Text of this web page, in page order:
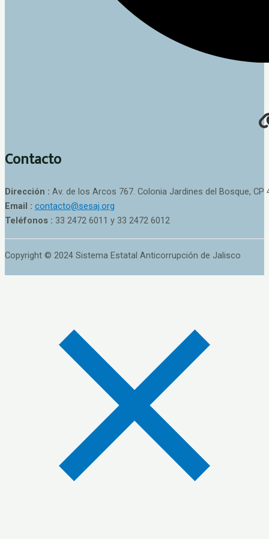
Contacto
Dirección : Av. de los Arcos 767. Colonia Jardines del Bosque, CP
Email : contacto@sesaj.org
Teléfonos : 33 2472 6011 y 33 2472 6012
Copyright © 2024 Sistema Estatal Anticorrupción de Jalisco